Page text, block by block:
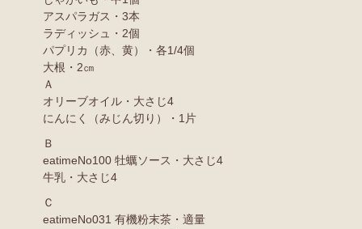
アスパラガス・3本
ラディッシュ・2個
パプリカ（赤、黄）・各1/4個
大根・2㎝
Ａ
オリーブオイル・大さじ4
にんにく（みじん切り）・1片
Ｂ
eatimeNo100 牡蠣ソース・大さじ4
牛乳・大さじ4
Ｃ
eatimeNo031 有機粉末茶・適量